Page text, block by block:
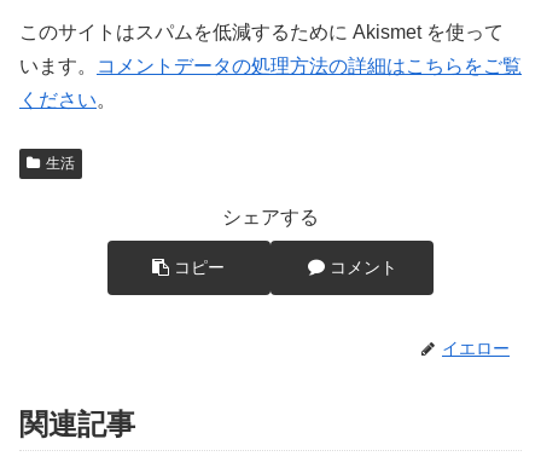
このサイトはスパムを低減するために Akismet を使って
います。
コメントデータの処理方法の詳細はこちらをご覧
ください。
生活
シェアする
コピー コメント
イエロー
関連記事